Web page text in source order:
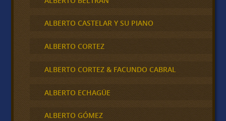
ALBERTO CASTELAR Y SU PIANO
ALBERTO CORTEZ
ALBERTO CORTEZ & FACUNDO CABRAL
ALBERTO ECHAGÜE
ALBERTO GÓMEZ